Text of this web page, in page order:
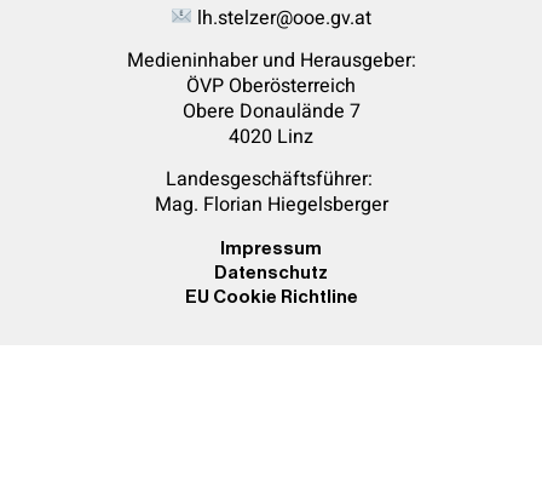
lh.stelzer@ooe.gv.at
Medieninhaber und Herausgeber:
ÖVP Oberösterreich
Obere Donaulände 7
4020 Linz
Landesgeschäftsführer:
Mag. Florian Hiegelsberger
Impressum
Datenschutz
EU Cookie Richtline